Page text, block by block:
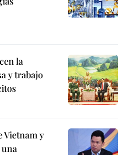
la
y trabajo
Vietnam y
una